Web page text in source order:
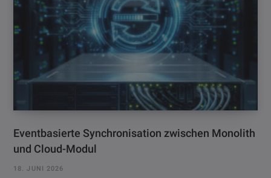
Eventbasierte Synchronisation zwischen Monolith
und Cloud-Modul
18. JUNI 2026